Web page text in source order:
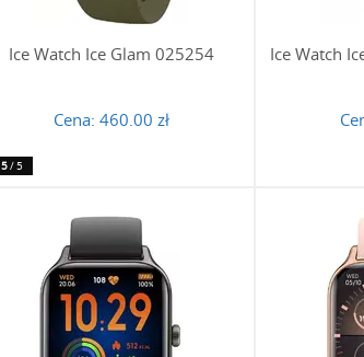
Ice Watch Ice Glam 025254
Cena: 460.00 zł
5/5
Ice Watch